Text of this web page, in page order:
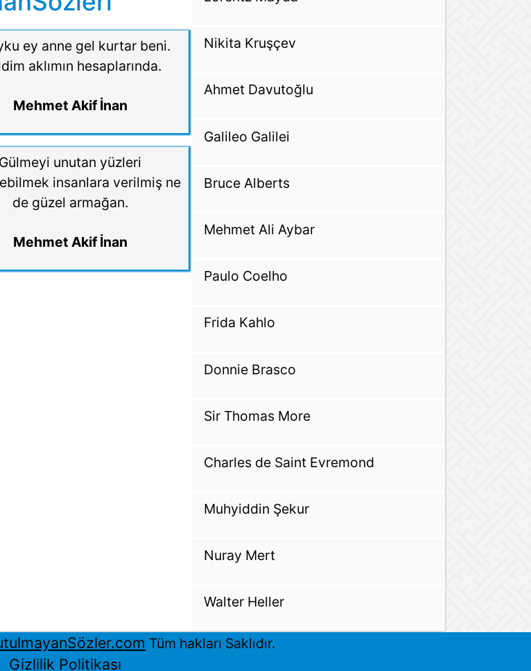
ey anne gel kurtar beni.
aklımın hesaplarında.
Mehmet Akif İnan
Gülmeyi unutan yüzleri
insanlara verilmiş ne
de güzel armağan.
Mehmet Akif İnan
Nikita Kruşçev
Ahmet Davutoğlu
Galileo Galilei
Bruce Alberts
Mehmet Ali Aybar
Paulo Coelho
Frida Kahlo
Donnie Brasco
Sir Thomas More
Charles de Saint Evremond
Muhyiddin Şekur
Nuray Mert
Walter Heller
Tüm hakları Saklıdır.
Gizlilik Politikası